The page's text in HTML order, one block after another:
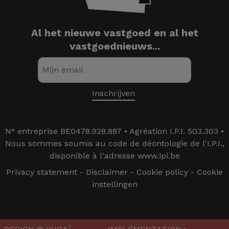
Al het nieuwe vastgoed en al het
vastgoednieuws...
N° entreprise BE0478.928.887 • Agréation I.P.I. 503.303 •
Nous sommes soumis au code de déontologie de l'I.P.I.,
disponible à l'adresse www.ipi.be
Privacy statement - Disclaimer - Cookie policy - Cookie
instellingen